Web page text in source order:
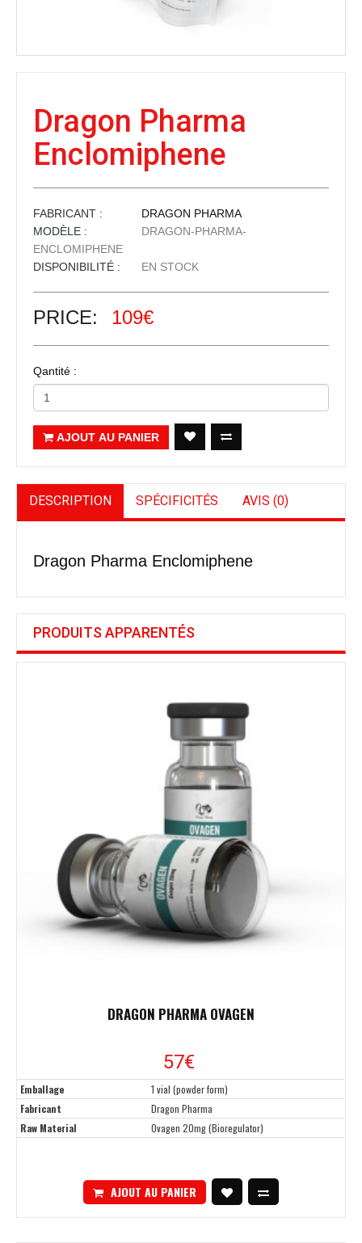
Dragon Pharma
Enclomiphene
FABRICANT :
DRAGON PHARMA
MODÈLE :
DRAGON-PHARMA-
ENCLOMIPHENE
DISPONIBILITÉ :
EN STOCK
PRICE: 109€
Qantité :
AJOUT AU PANIER
DESCRIPTION SPÉCIFICITÉS AVIS (0)
Dragon Pharma Enclomiphene
PRODUITS APPARENTÉS
DRAGON PHARMA OVAGEN
57€
Emballage
1 vial (powder form)
Fabricant
Dragon Pharma
Raw Material
Ovagen 20mg (Bioregulator)
AJOUT AU PANIER